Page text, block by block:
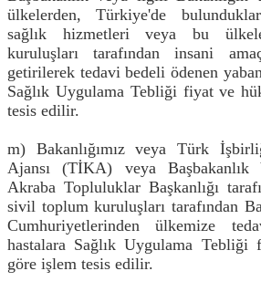
ülkelerden, Türkiye'de
sağlık hizmetleri veya bu
kuruluşları tarafından insani
getirilerek tedavi bedeli ödenen
Sağlık Uygulama Tebliği fiyat ve
tesis edilir.
m) Bakanlığımız veya Türk
Ajansı (TİKA) veya Başbakanlık
Akraba Topluluklar Başkanlığı
sivil toplum kuruluşları tarafından
Cumhuriyetlerinden ülkemize
hastalara Sağlık Uygulama
göre işlem tesis edilir.